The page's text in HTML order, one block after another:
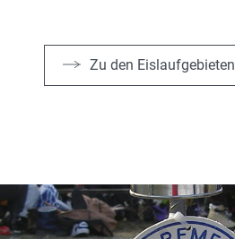
Zu den Eislaufgebieten